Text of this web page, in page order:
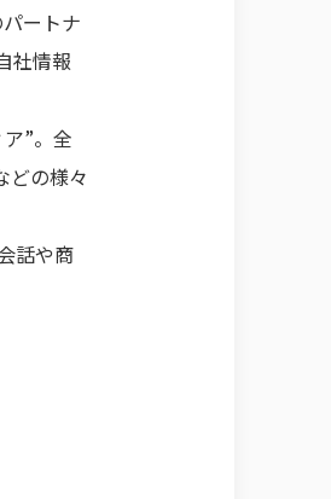
ートナ
社情報
”。全
どの様々
話や商